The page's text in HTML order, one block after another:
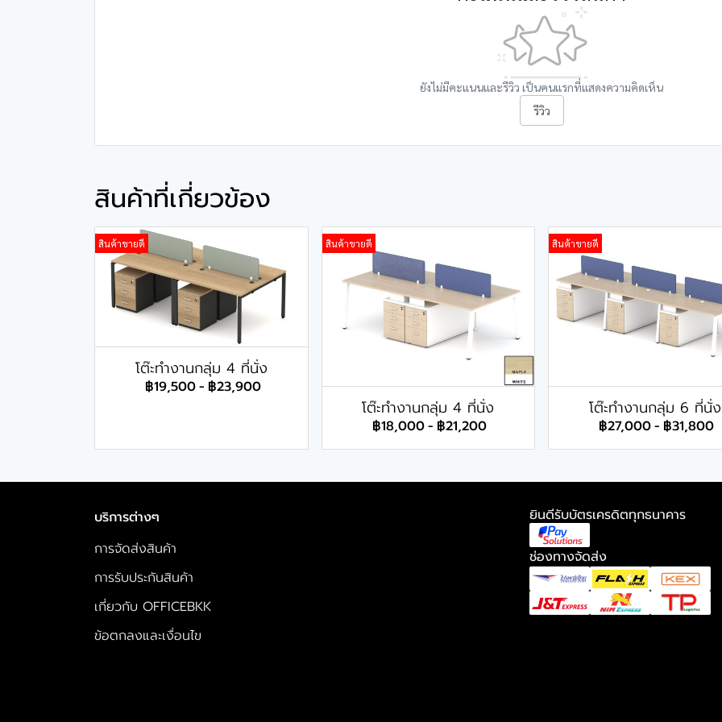
ยังไม่มีคะแนนและรีวิว เป็นคนแรกที่แสดงความคิดเห็น
รีวิว
สินค้าที่เกี่ยวข้อง
สินค้าขายดี
โต๊ะทำงานกลุ่ม 4 ที่นั่ง
฿19,500- ฿23,900
สินค้าขายดี
โต๊ะทำงานกลุ่ม 4 ที่นั่ง
฿18,000- ฿21,200
สินค้าขายดี
โต๊ะทำงานกลุ่ม 6 ที่นั่ง
฿27,000- ฿31,800
บริการต่างๆ
การจัดส่งสินค้า
การรับประกันสินค้า
เกี่ยวกับ OFFICEBKK
ข้อตกลงและเงื่อนไข
ยินดีรับบัตรเครดิตทุกธนาคาร
ช่องทางจัดส่ง